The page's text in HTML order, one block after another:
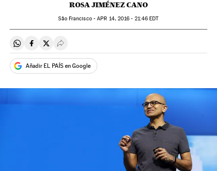
ROSA JIMÉNEZ CANO
São Francisco -APR 14, 2016 - 21:46 EDT
Compartir en Whatsapp
Compartir en Facebook
Compartir en Twitter
Desplegar Redes Sociales
Añadir EL PAÍS en Google